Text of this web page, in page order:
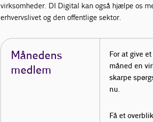
virksomheder. DI Digital kan også hjælpe os
erhvervslivet og den offentlige sektor.
Månedens
medlem
For at give
måned en
skarpe
nu.
Få et